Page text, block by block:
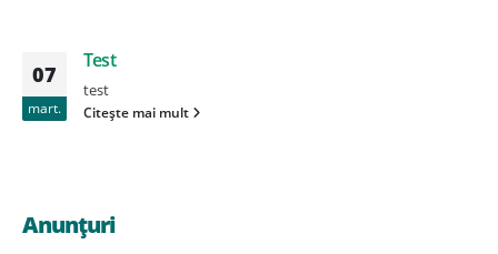
07
mart.
Test
test
Citește mai mult
Anunțuri